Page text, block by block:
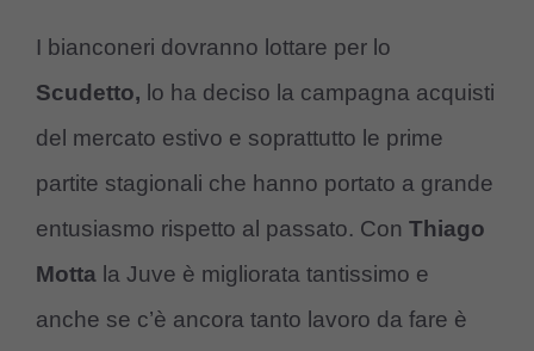
I bianconeri dovranno lottare per lo
Scudetto, lo ha deciso la campagna acquisti
del mercato estivo e soprattutto le prime
partite stagionali che hanno portato a grande
entusiasmo rispetto al passato. Con Thiago
Motta la Juve è migliorata tantissimo e
anche se c’è ancora tanto lavoro da fare è